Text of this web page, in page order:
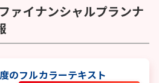
ァイナンシャルプランナ
のフルカラーテキスト